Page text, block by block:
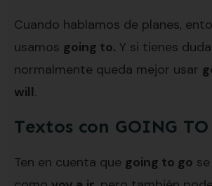
Cuando hablamos de planes,
usamos going to. Y si tienes
normalmente queda mejor usar
will.
Textos con GOING
Ten en cuenta que going to go